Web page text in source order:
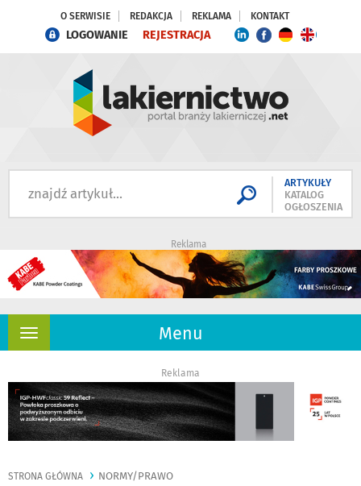
O SERWISIE REDAKCJA REKLAMA KONTAKT
LOGOWANIE REJESTRACJA
ARTYKUŁY
KATALOG
OGŁOSZENIA
Reklama
Menu
Rozwiń
Reklama
STRONA GŁÓWNA NORMY/PRAWO